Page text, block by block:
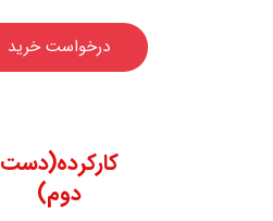
درخواست خرید
کارکرده(دست
دوم)